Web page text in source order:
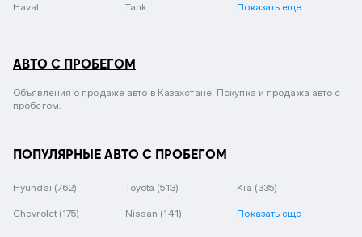
Haval Tank Показать еще
АВТО С ПРОБЕГОМ
Объявления о продаже авто в Казахстане. Покупка и продажа авто с
пробегом.
ПОПУЛЯРНЫЕ АВТО С ПРОБЕГОМ
Hyundai (762) Toyota (513) Kia (335)
Chevrolet (175) Nissan (141) Показать еще